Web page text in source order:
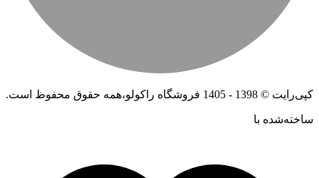
کپی‌رایت © 1398 - 1405 فروشگاه راکولو،همه حقوق محفوظ است.
ساخته‌شده ‌با